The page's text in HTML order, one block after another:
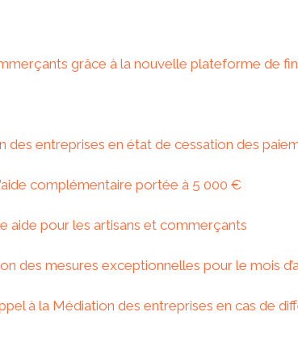
grâce à la nouvelle plateforme de
des entreprises en état de cessation des
complémentaire portée à 5 000 €
aide pour les artisans et commerçants
des mesures exceptionnelles pour le mois
à la Médiation des entreprises en cas de